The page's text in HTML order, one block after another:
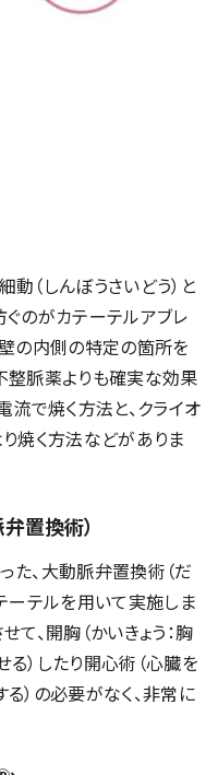
（しんぼうさいどう）と
のがカテーテルアブレ
の内側の特定の箇所を
整脈薬よりも確実な効果
流で焼く方法と、クライオ
焼く方法などがありま
置換術）
、大動脈弁置換術（だ
ーテルを用いて実施しま
、開胸（かいきょう：胸
）したり開心術（心臓を
）の必要がなく、非常に